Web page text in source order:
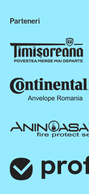
Parteneri